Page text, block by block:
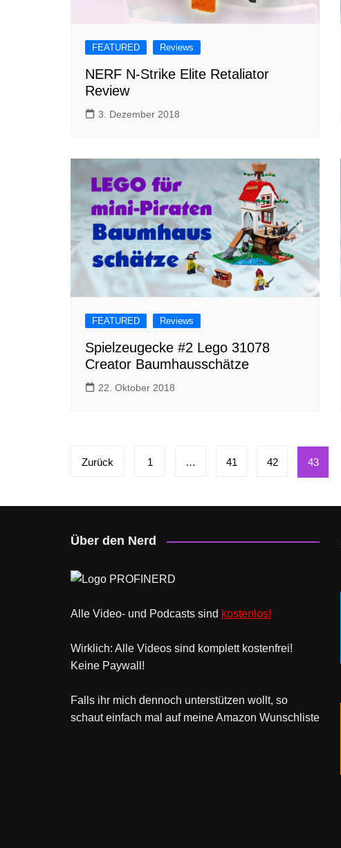
FEATURED Reviews
NERF N-Strike Elite Retaliator
Review
3. Dezember 2018
FEATURED Reviews
Spielzeugecke #2 Lego 31078
Creator Baumhausschätze
22. Oktober 2018
Seitennummerierung
Beiträge
Zurück 1 … 41 42 43
Über den Nerd
Alle Video- und Podcasts sind kostenlos!
Wirklich: Alle Videos sind komplett kostenfrei!
Keine Paywall!
Falls ihr mich dennoch unterstützen wollt, so
schaut einfach mal auf meine Amazon Wunschliste